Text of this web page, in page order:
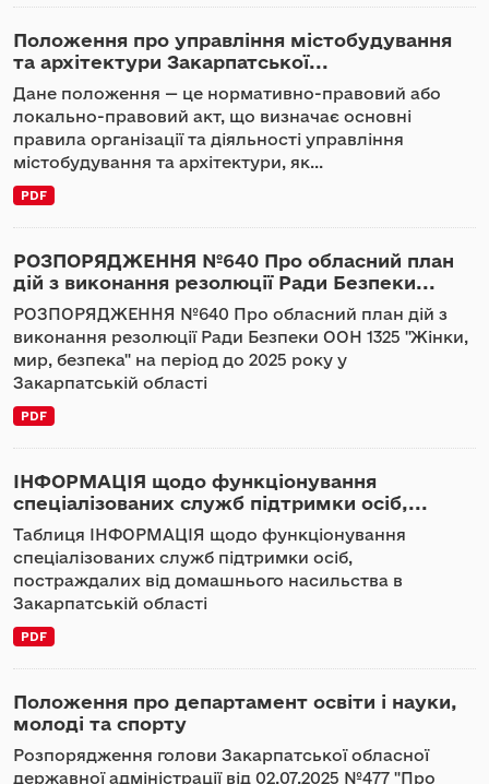
Положення про управління містобудування
та архітектури Закарпатської...
Дане положення — це нормативно-правовий або
локально-правовий акт, що визначає основні
правила організації та діяльності управління
містобудування та архітектури, як...
PDF
РОЗПОРЯДЖЕННЯ №640 Про обласний план
дій з виконання резолюції Ради Безпеки...
РОЗПОРЯДЖЕННЯ №640 Про обласний план дій з
виконання резолюції Ради Безпеки ООН 1325 "Жінки,
мир, безпека" на період до 2025 року у
Закарпатській області
PDF
ІНФОРМАЦІЯ щодо функціонування
спеціалізованих служб підтримки осіб,...
Таблиця ІНФОРМАЦІЯ щодо функціонування
спеціалізованих служб підтримки осіб,
постраждалих від домашнього насильства в
Закарпатській області
PDF
Положення про департамент освіти і науки,
молоді та спорту
Розпорядження голови Закарпатської обласної
державної адміністрації від 02.07.2025 №477 "Про